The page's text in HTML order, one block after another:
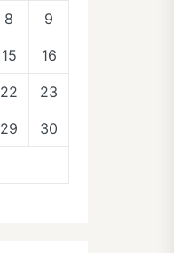
8 9
15 16
22 23
29 30